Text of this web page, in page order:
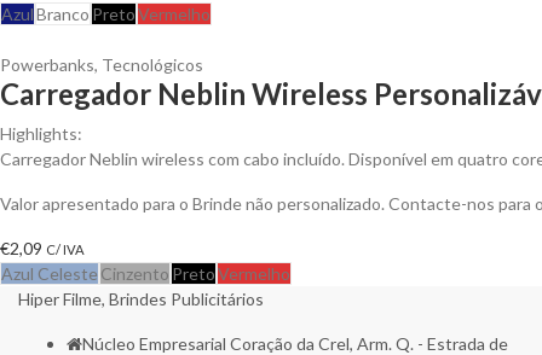
AzulBranco PretoVermelho
Powerbanks, Tecnológicos
Carregador Neblin Wireless
Highlights:
Carregador Neblin wireless com cabo incluído. Disponível em quatro
Valor apresentado para o Brinde não personalizado. Contacte-nos
€2,09 C/ IVA
Azul Celeste Cinzento PretoVermelho
Hiper Filme, Brindes Publicitários
Núcleo Empresarial Coração da Crel, Arm. Q. - Estrada de